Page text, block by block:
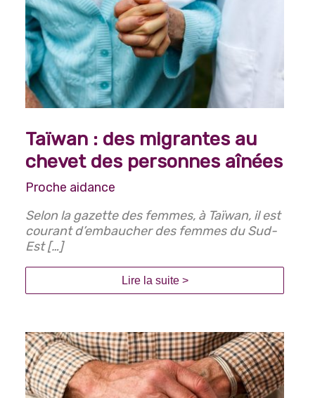
Taïwan : des migrantes au
chevet des personnes aînées
Proche aidance
Selon la gazette des femmes, à Taïwan, il est
courant d’embaucher des femmes du Sud-
Est […]
Lire la suite >